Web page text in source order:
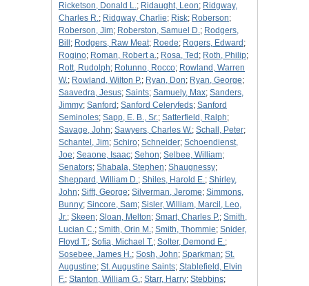
Ricketson, Donald L.; Ridaught, Leon; Ridgway,
Charles R.; Ridgway, Charlie; Risk; Roberson;
Roberson, Jim; Roberston, Samuel D.; Rodgers,
Bill ; Rodgers, Raw Meat; Roede; Rogers, Edward ;
Rogino; Roman, Robert a.; Rosa, Ted ; Roth, Philip;
Rott, Rudolph; Rotunno, Rocco; Rowland, Warren
W.; Rowland, Wilton P.; Ryan, Don; Ryan, George;
Saavedra, Jesus; Saints; Samuely, Max; Sanders,
Jimmy; Sanford ; Sanford Celeryfeds; Sanford
Seminoles; Sapp, E. B., Sr.; Satterfield, Ralph;
Savage, John; Sawyers, Charles W.; Schall, Peter;
Schantel, Jim; Schiro; Schneider; Schoendienst,
Joe; Seaone, Isaac; Sehon; Selbee, William;
Senators; Shabala, Stephen; Shaugnessy;
Sheppard, William D.; Shiles, Harold E.; Shirley,
John; Sifft, George; Silverman, Jerome; Simmons,
Bunny; Sincore, Sam; Sisler, William, Marcil, Leo,
Jr.; Skeen; Sloan, Melton; Smart, Charles P.; Smith,
Lucian C.; Smith, Orin M.; Smith, Thommie; Snider,
Floyd T.; Sofia, Michael T.; Solter, Demond E.;
Sosebee, James H.; Sosh, John; Sparkman; St.
Augustine; St. Augustine Saints; Stablefield, Elvin
F.; Stanton, William G.; Starr, Harry; Stebbins;